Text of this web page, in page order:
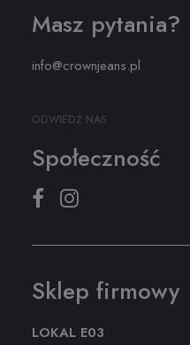
Masz pytania?
info@crownjeans.pl
ODWIEDŹ NAS
Społeczność
Sklep firmowy
LOKAL E03